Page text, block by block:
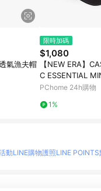
氣漁夫帽
限時加碼
$1,080
【NEW ERA】
C ESSENTIAL
洋基 黑-
PChome 24h購物
1%
動LINE購物護照LINE